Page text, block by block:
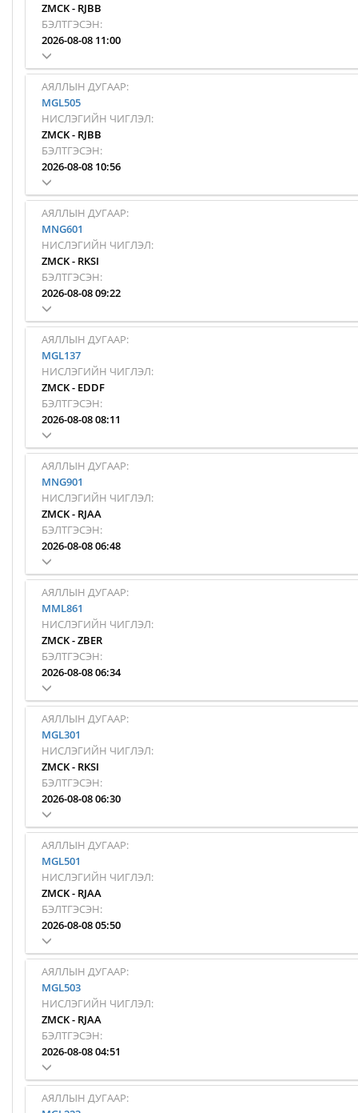
ZMCK- RJBB
БЭЛТГЭСЭН:
2026-08-08 11:00
АЯЛЛЫН ДУГААР:
MGL505
НИСЛЭГИЙН ЧИГЛЭЛ:
ZMCK- RJBB
БЭЛТГЭСЭН:
2026-08-08 10:56
АЯЛЛЫН ДУГААР:
MNG601
НИСЛЭГИЙН ЧИГЛЭЛ:
ZMCK- RKSI
БЭЛТГЭСЭН:
2026-08-08 09:22
АЯЛЛЫН ДУГААР:
MGL137
НИСЛЭГИЙН ЧИГЛЭЛ:
ZMCK- EDDF
БЭЛТГЭСЭН:
2026-08-08 08:11
АЯЛЛЫН ДУГААР:
MNG901
НИСЛЭГИЙН ЧИГЛЭЛ:
ZMCK- RJAA
БЭЛТГЭСЭН:
2026-08-08 06:48
АЯЛЛЫН ДУГААР:
MML861
НИСЛЭГИЙН ЧИГЛЭЛ:
ZMCK-ZBER
БЭЛТГЭСЭН:
2026-08-08 06:34
АЯЛЛЫН ДУГААР:
MGL301
НИСЛЭГИЙН ЧИГЛЭЛ:
ZMCK- RKSI
БЭЛТГЭСЭН:
2026-08-08 06:30
АЯЛЛЫН ДУГААР:
MGL501
НИСЛЭГИЙН ЧИГЛЭЛ:
ZMCK- RJAA
БЭЛТГЭСЭН:
2026-08-08 05:50
АЯЛЛЫН ДУГААР:
MGL503
НИСЛЭГИЙН ЧИГЛЭЛ:
ZMCK- RJAA
БЭЛТГЭСЭН:
2026-08-08 04:51
АЯЛЛЫН ДУГААР: